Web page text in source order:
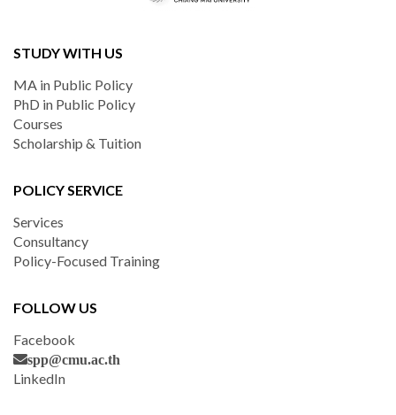
STUDY WITH US
MA in Public Policy
PhD in Public Policy
Courses
Scholarship & Tuition
POLICY SERVICE
Services
Consultancy
Policy-Focused Training
FOLLOW US
Facebook
spp@cmu.ac.th
LinkedIn